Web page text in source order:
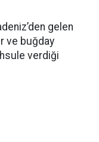
gelen
ve buğday
verdiği